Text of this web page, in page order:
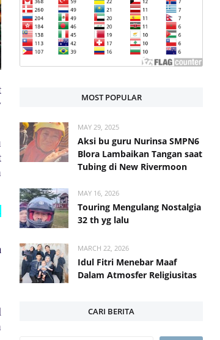
MOST POPULAR
MAY 29, 2025
Aksi bu guru Nurinsa SMPN6
Blora Lambaikan Tangan saat
Tubing di New Rivermoon
MAY 16, 2026
Touring Mengulang Nostalgia
32 th yg lalu
MARCH 22, 2026
Idul Fitri Menebar Maaf
Dalam Atmosfer Religiusitas
CARI BERITA